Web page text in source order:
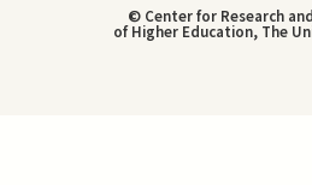
© Center for Research
of Higher Education, The